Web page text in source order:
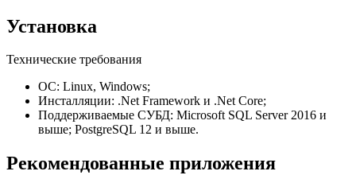
Установка
Технические требования
ОС: Linux, Windows;
Инсталляции: .Net Framework и .Net Core;
Поддерживаемые СУБД: Microsoft SQL Server 2016 и
выше; PostgreSQL 12 и выше.
Рекомендованные приложения